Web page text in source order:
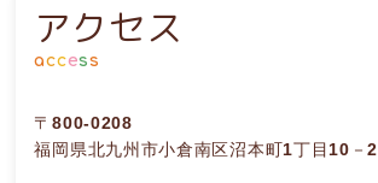
アクセス
access
〒800-0208
福岡県北九州市小倉南区沼本町1丁目10－2